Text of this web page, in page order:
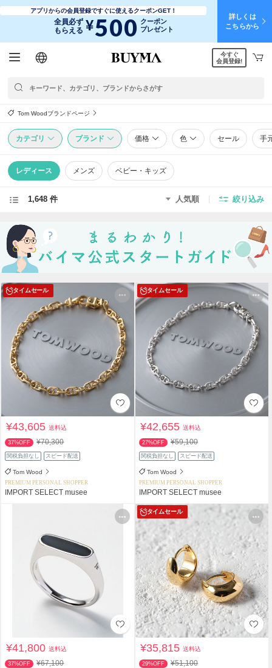
アプリからの会員登録ですぐに使えるクーポンGET！
全員必ず
もらえる ¥500 クーポン
プレゼント
詳しくは
こちらから
日本語
English
简体中文
繁體中文
今すぐ
会員登録!
Tom Woodブランドページ
カテゴリ ブランド 価格 色 セール 手
レディース メンズ ベビー・キッズ
1,648 件 人気順 絞り込み
タイムセール
¥43,605送料込
37%OFF ¥70,300
関税負担なし スピード配送
Tom Wood
PREMIUM PERSONAL SHOPPER
IMPORT SELECT musee
タイムセール
¥42,655送料込
27%OFF ¥59,100
関税負担なし スピード配送
Tom Wood
PREMIUM PERSONAL SHOPPER
IMPORT SELECT musee
¥41,800送料込
37%OFF ¥67,100
タイムセール
¥35,815送料込
29%OFF ¥51,100